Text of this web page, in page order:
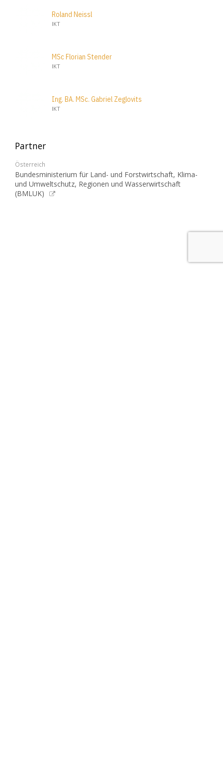
Roland Neissl
IKT
MSc Florian Stender
IKT
Ing. BA. MSc. Gabriel Zeglovits
IKT
Partner
Österreich
Bundesministerium für Land- und Forstwirtschaft, Klima-
und Umweltschutz, Regionen und Wasserwirtschaft
(BMLUK)